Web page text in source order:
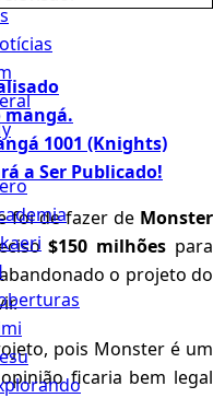
mangá.
1001 (Knights)
a Ser Publicado!
foi de fazer de Monster
$150 milhões para
o projeto do
pois Monster é um
ficaria bem legal